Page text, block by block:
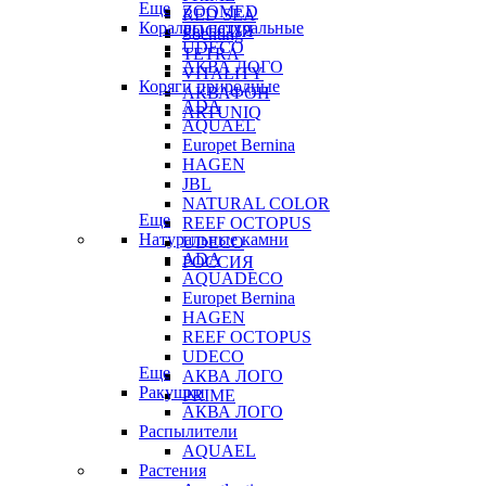
RED SEA
Sochting
TETRA
VITALITY
АКВАФОН
ARTUNIQ
ZOOMED
РОССИЯ
Еще
Кораллы натуральные
UDECO
АКВА ЛОГО
Коряги природные
ADA
AQUAEL
Europet Bernina
HAGEN
JBL
NATURAL COLOR
REEF OCTOPUS
UDECO
РОССИЯ
Еще
Натуральные камни
ADA
AQUADECO
Europet Bernina
HAGEN
REEF OCTOPUS
UDECO
АКВА ЛОГО
PRIME
Еще
Ракушки
АКВА ЛОГО
Распылители
AQUAEL
Растения